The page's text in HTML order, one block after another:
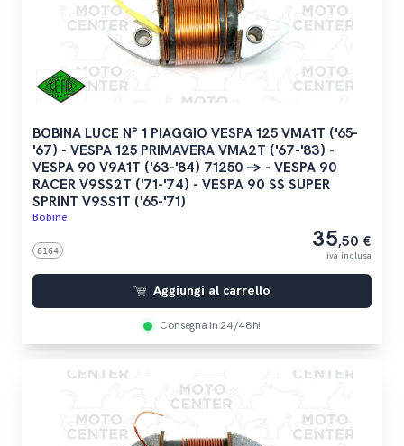
BOBINA LUCE N° 1 PIAGGIO VESPA 125 VMA1T ('65-
'67) - VESPA 125 PRIMAVERA VMA2T ('67-'83) -
VESPA 90 V9A1T ('63-'84) 71250 -> - VESPA 90
RACER V9SS2T ('71-'74) - VESPA 90 SS SUPER
SPRINT V9SS1T ('65-'71)
Bobine
0164 35,50 €
iva inclusa
Aggiungi al carrello
Consegna in 24/48h!